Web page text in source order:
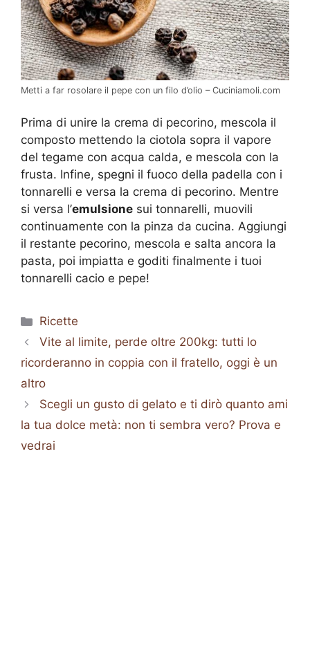
Metti a far rosolare il pepe con un filo d’olio – Cuciniamoli.com
Prima di unire la crema di pecorino, mescola il
composto mettendo la ciotola sopra il vapore
del tegame con acqua calda, e mescola con la
frusta. Infine, spegni il fuoco della padella con i
tonnarelli e versa la crema di pecorino. Mentre
si versa l’emulsione sui tonnarelli, muovili
continuamente con la pinza da cucina. Aggiungi
il restante pecorino, mescola e salta ancora la
pasta, poi impiatta e goditi finalmente i tuoi
tonnarelli cacio e pepe!
Categorie
Ricette
Vite al limite, perde oltre 200kg: tutti lo
ricorderanno in coppia con il fratello, oggi è un
altro
Scegli un gusto di gelato e ti dirò quanto ami
la tua dolce metà: non ti sembra vero? Prova e
vedrai